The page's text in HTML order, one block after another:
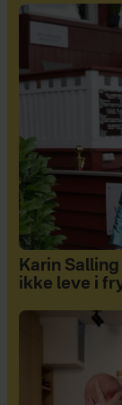
Karin
ikke leve i